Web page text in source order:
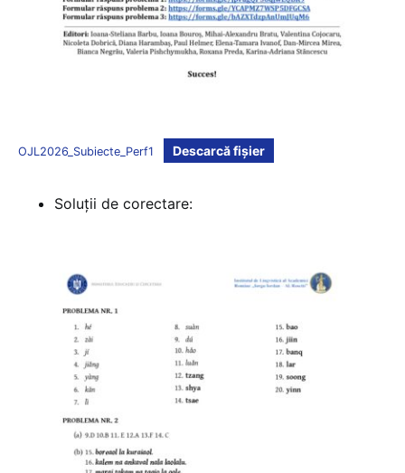
OJL2026_Subiecte_Perf1 Descarcă fișier
Soluții de corectare: